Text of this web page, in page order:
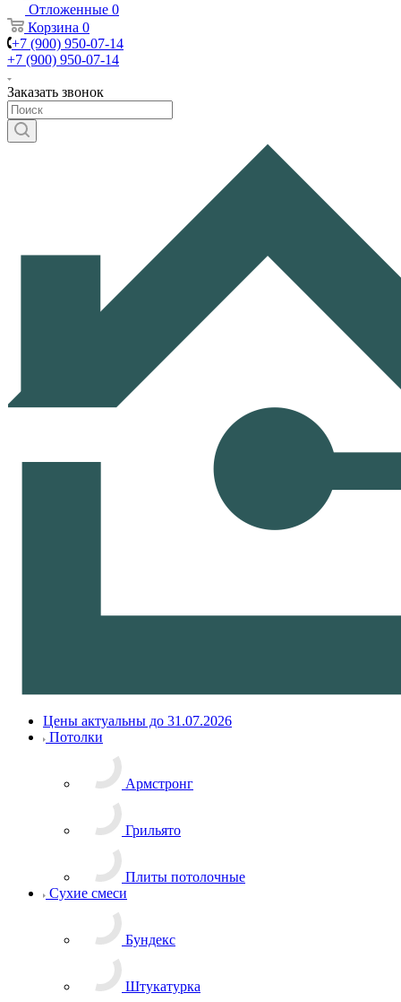
Отложенные 0
Корзина 0
+7 (900) 950-07-14
+7 (900) 950-07-14
Заказать звонок
Цены актуальны до 31.07.2026
Потолки
Армстронг
Грильято
Плиты потолочные
Сухие смеси
Бундекс
Штукатурка